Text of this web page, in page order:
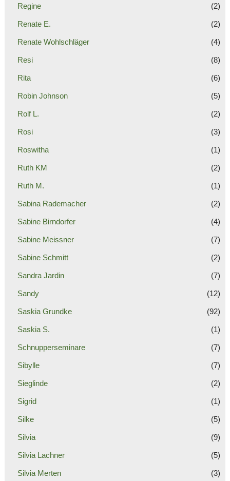
Regine (2)
Renate E. (2)
Renate Wohlschläger (4)
Resi (8)
Rita (6)
Robin Johnson (5)
Rolf L. (2)
Rosi (3)
Roswitha (1)
Ruth KM (2)
Ruth M. (1)
Sabina Rademacher (2)
Sabine Birndorfer (4)
Sabine Meissner (7)
Sabine Schmitt (2)
Sandra Jardin (7)
Sandy (12)
Saskia Grundke (92)
Saskia S. (1)
Schnupperseminare (7)
Sibylle (7)
Sieglinde (2)
Sigrid (1)
Silke (5)
Silvia (9)
Silvia Lachner (5)
Silvia Merten (3)